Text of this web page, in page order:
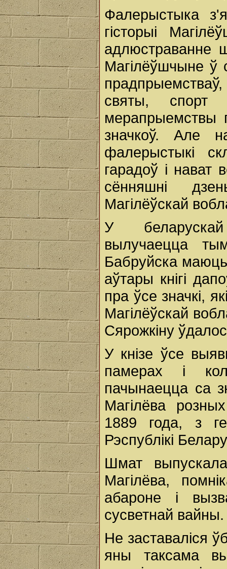
Фалерыстыка
гісторыі
адлюстраванне
Магілёўшчыне ў
святы, спорт
мерапрыемствы
значкоў. Але
фалерыстыкі
гарадоў і нават
сённяшні
Магілёўскай
У
вылучаецца
Бабруйска маюць
аўтары кнігі
пра ўсе значкі,
Магілёўскай
Сярожкіну
У кнізе ўсе
памерах і
пачынаецца са
Магілёва
1889 года, з
Рэспублікі
Шмат
Магілёва,
абароне і
сусветнай вайны.
Не заставаліся
яны таксама